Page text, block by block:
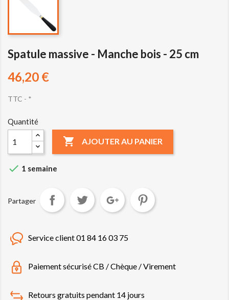
Spatule massive - Manche bois - 25 cm
46,20 €
TTC *
Quantité
 AJOUTER AU PANIER
 1 semaine
Partager
Service client 01 84 16 03 75
Paiement sécurisé CB / Chèque / Virement
Retours gratuits pendant 14 jours